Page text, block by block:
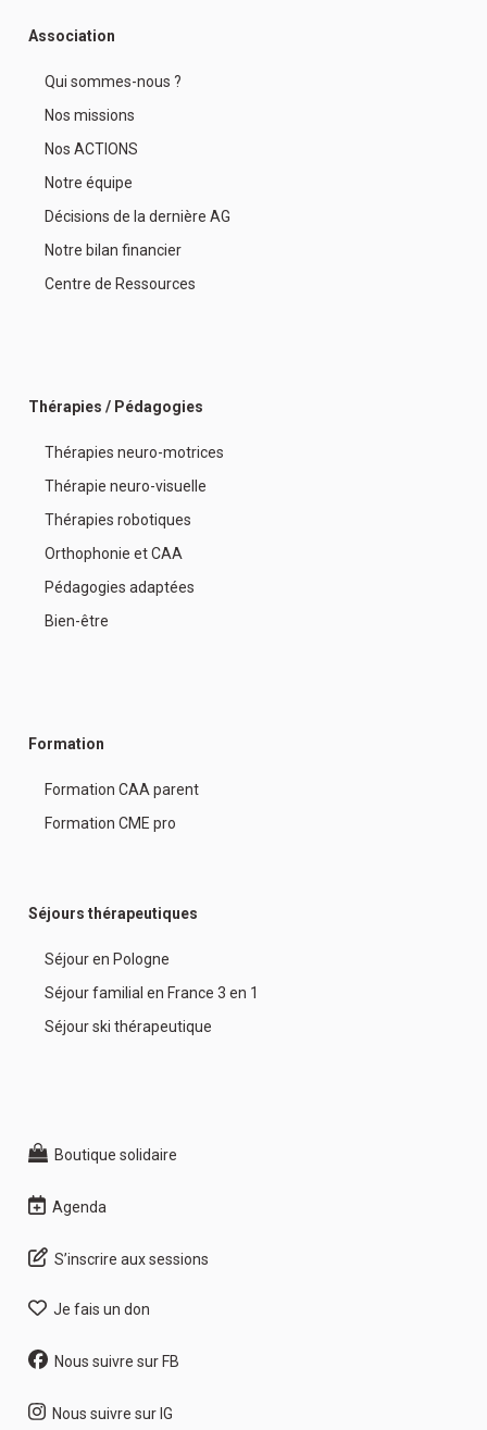
Association
Qui sommes-nous ?
Nos missions
Nos ACTIONS
Notre équipe
Décisions de la dernière AG
Notre bilan financier
Centre de Ressources
Thérapies / Pédagogies
Thérapies neuro-motrices
Thérapie neuro-visuelle
Thérapies robotiques
Orthophonie et CAA
Pédagogies adaptées
Bien-être
Formation
Formation CAA parent
Formation CME pro
Séjours thérapeutiques
Séjour en Pologne
Séjour familial en France 3 en 1
Séjour ski thérapeutique
Boutique solidaire
Agenda
S’inscrire aux sessions
Je fais un don
Nous suivre sur FB
Nous suivre sur IG